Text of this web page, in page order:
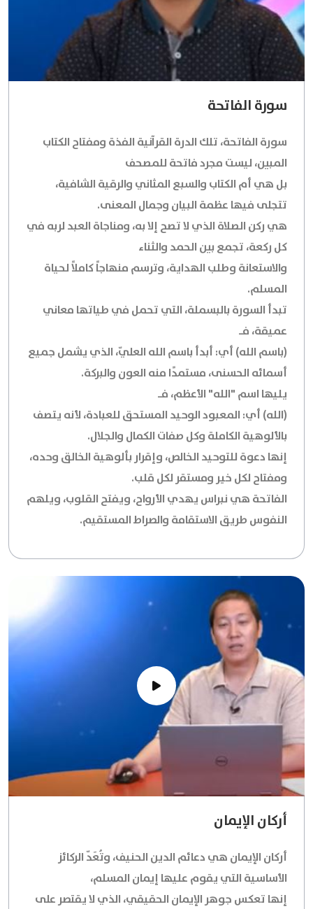
سورة الفاتحة
سورة الفاتحة، تلك الدرة القرآنية الفذة ومفتاح الكتاب
المبين، ليست مجرد فاتحة للمصحف
بل هي أم الكتاب والسبع المثاني والرقية الشافية،
تتجلى فيها عظمة البيان وجمال المعنى.
هي ركن الصلاة الذي لا تصح إلا به، ومناجاة العبد لربه في
كل ركعة، تجمع بين الحمد والثناء
والاستعانة وطلب الهداية، وترسم منهاجاً كاملاً لحياة
المسلم.
تبدأ السورة بالبسملة، التي تحمل في طياتها معاني
عميقة، فـ
(باسم الله) أي: أبدأ باسم الله العليّ، الذي يشمل جميع
أسمائه الحسنى، مستمدًا منه العون والبركة.
يليها اسم "الله" الأعظم، فـ
(الله) أي: المعبود الوحيد المستحق للعبادة، لأنه يتصف
بالألوهية الكاملة وكل صفات الكمال والجلال.
إنها دعوة للتوحيد الخالص، وإقرار بألوهية الخالق وحده،
ومفتاح لكل خير ومستقر لكل قلب.
الفاتحة هي نبراس يهدي الأرواح، ويفتح القلوب، ويلهم
النفوس طريق الاستقامة والصراط المستقيم.
أركان الإيمان
أركان الإيمان هي دعائم الدين الحنيف، وتُعَدّ الركائز
الأساسية التي يقوم عليها إيمان المسلم،
إنها تعكس جوهر الإيمان الحقيقي، الذي لا يقتصر على